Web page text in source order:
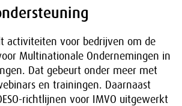
activiteiten voor bedrijven om de
Multinationale Ondernemingen in
Dat gebeurt onder meer met
en trainingen. Daarnaast
richtlijnen voor IMVO uitgewerkt